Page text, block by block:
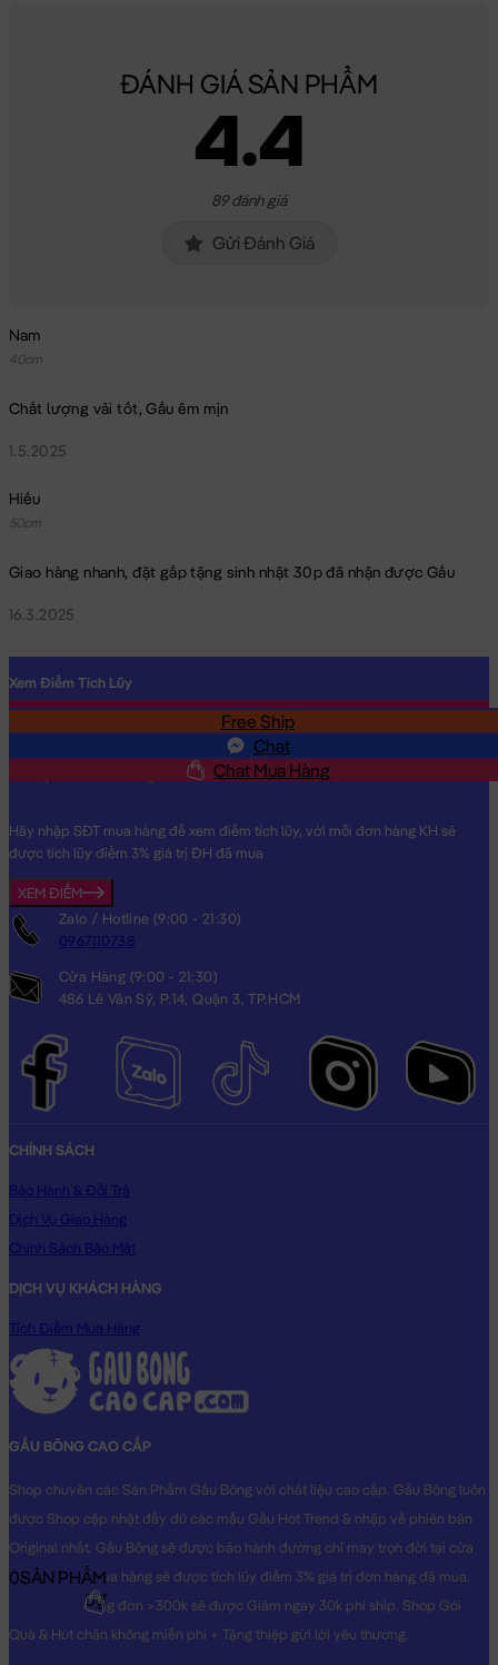
ĐÁNH GIÁ SẢN PHẨM
4.4
89 đánh giá
Gửi Đánh Giá
Nam
40cm
Chất lượng vải tốt, Gấu êm mịn
1.5.2025
Hiếu
50cm
Giao hàng nhanh, đặt gấp tặng sinh nhật 30p đã nhận được Gấu
16.3.2025
Free Ship
Chat
Chat Mua Hàng
Xem Điểm Tích Lũy
Hãy nhập SĐT mua hàng để xem điểm tích lũy, với mỗi đơn hàng KH sẽ
được tích lũy điểm 3% giá trị ĐH đã mua
XEM ĐIỂM
Zalo / Hotline (9:00 - 21:30)
0967110738
Cửa Hàng (9:00 - 21:30)
486 Lê Văn Sỹ, P.14, Quận 3, TP.HCM
CHÍNH SÁCH
Bảo Hành & Đổi Trả
Dịch Vụ Giao Hàng
Chính Sách Bảo Mật
DỊCH VỤ KHÁCH HÀNG
Tích Điểm Mua Hàng
GẤU BÔNG CAO CẤP
Shop chuyên các Sản Phẩm Gấu Bông với chất liệu cao cấp. Gấu Bông luôn
được Shop cập nhật đầy đủ các mẫu Gấu Hot Trend & nhập về phiên bản
Original nhất. Gấu Bông sẽ được bảo hành đường chỉ may trọn đời tại cửa
hàng, Khách mua hàng sẽ được tích lũy điểm 3% giá trị đơn hàng đã mua.
Khách mua hàng đơn >300k sẽ được Giảm ngay 30k phí ship. Shop Gói
Quà & Hút chân không miễn phí + Tặng thiệp gửi lời yêu thương.
0SẢN PHẨM
0₫